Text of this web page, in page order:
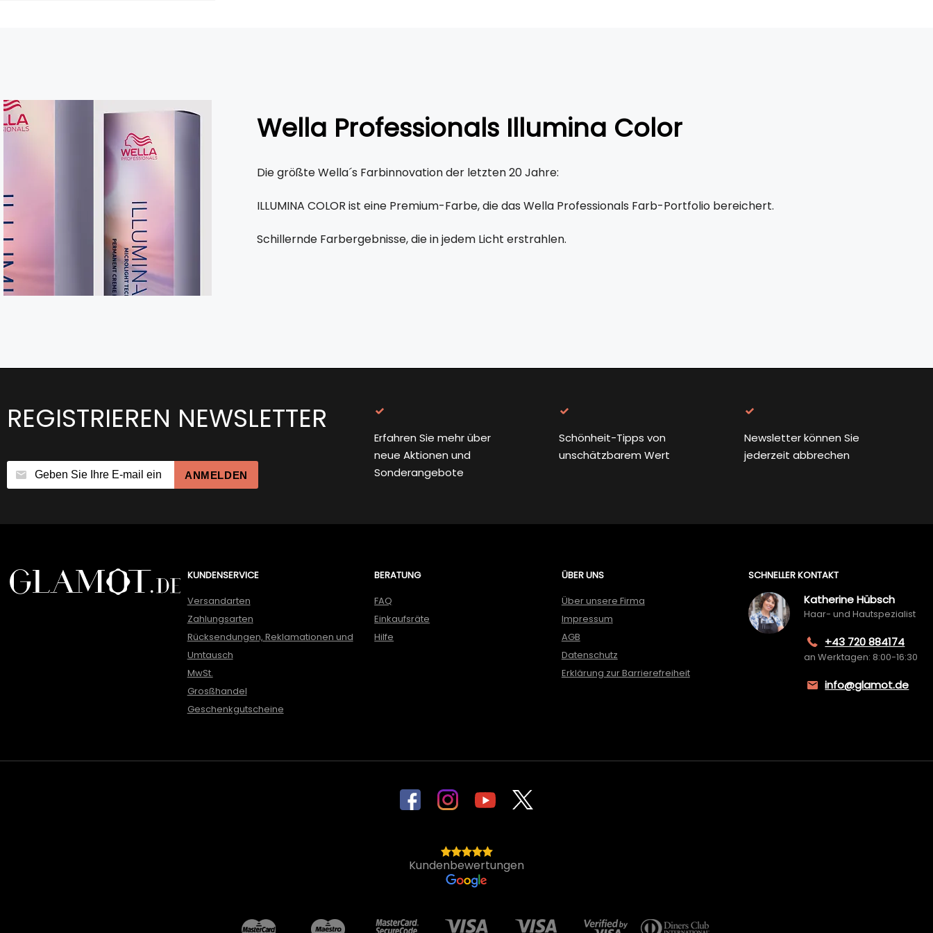
Wella Professionals Illumina Color
Die größte Wella´s Farbinnovation der letzten 20 Jahre:
ILLUMINA COLOR ist eine Premium-Farbe, die das Wella Professionals Farb-Portfolio bereichert.
Schillernde Farbergebnisse, die in jedem Licht erstrahlen.
REGISTRIEREN NEWSLETTER
ANMELDEN
Erfahren Sie mehr über
neue Aktionen und
Sonderangebote
Schönheit-Tipps von
unschätzbarem Wert
Newsletter können Sie
jederzeit abbrechen
KUNDENSERVICE
Versandarten
Zahlungsarten
Rücksendungen, Reklamationen und
Umtausch
MwSt.
Grosßhandel
Geschenkgutscheine
BERATUNG
FAQ
Einkaufsräte
Hilfe
ÜBER UNS
Über unsere Firma
Impressum
AGB
Datenschutz
Erklärung zur Barrierefreiheit
SCHNELLER KONTAKT
Katherine Hübsch
Haar- und Hautspezialist
+43 720 884174
an Werktagen: 8:00-16:30
info@glamot.de
Kundenbewertungen